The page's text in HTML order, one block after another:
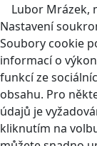
Lubor Mrázek,
Nastavení
Soubory cookie
informací o
funkcí ze
obsahu. Pro
údajů je
kliknutím na